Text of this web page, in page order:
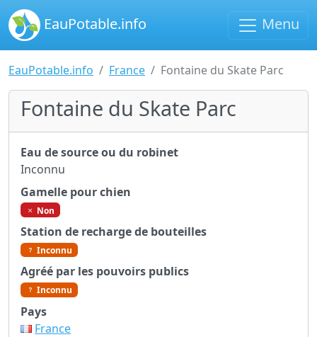
EauPotable.info Menu
EauPotable.info France Fontaine du Skate Parc
Fontaine du Skate Parc
Eau de source ou du robinet
Inconnu
Gamelle pour chien
Non
Station de recharge de bouteilles
Inconnu
Agréé par les pouvoirs publics
Inconnu
Pays
France